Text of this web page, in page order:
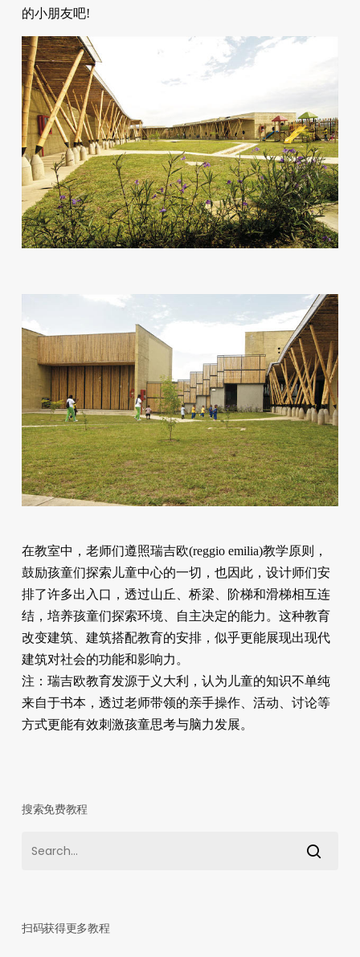
的小朋友吧!
在教室中，老师们遵照瑞吉欧(reggio emilia)教学原则，
鼓励孩童们探索儿童中心的一切，也因此，设计师们安
排了许多出入口，透过山丘、桥梁、阶梯和滑梯相互连
结，培养孩童们探索环境、自主决定的能力。这种教育
改变建筑、建筑搭配教育的安排，似乎更能展现出现代
建筑对社会的功能和影响力。
注：瑞吉欧教育发源于义大利，认为儿童的知识不单纯
来自于书本，透过老师带领的亲手操作、活动、讨论等
方式更能有效刺激孩童思考与脑力发展。
搜索免费教程
扫码获得更多教程